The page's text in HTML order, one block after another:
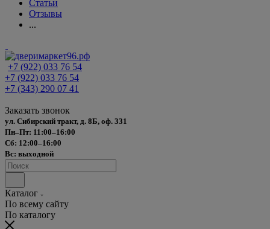
Статьи
Отзывы
...
+7 (922) 033 76 54
+7 (922) 033 76 54
+7 (343) 290 07 41
Заказать звонок
ул. Сибирский тракт, д. 8Б, оф. 331
Пн–Пт: 11:00–16:00
Сб: 12:00–16:00
Вс: выходной
Каталог
По всему сайту
По каталогу